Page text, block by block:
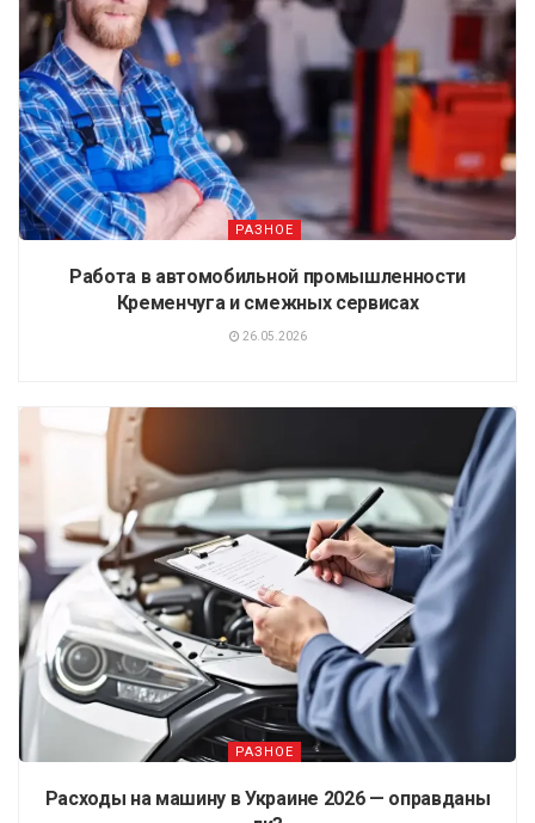
РАЗНОЕ
Работа в автомобильной промышленности
Кременчуга и смежных сервисах
26.05.2026
РАЗНОЕ
Расходы на машину в Украине 2026 — оправданы